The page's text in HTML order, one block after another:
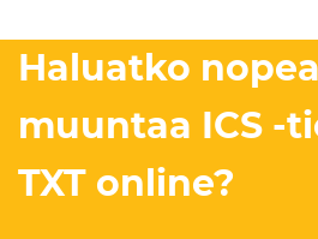
Haluatko
muuntaa ICS -
TXT online?